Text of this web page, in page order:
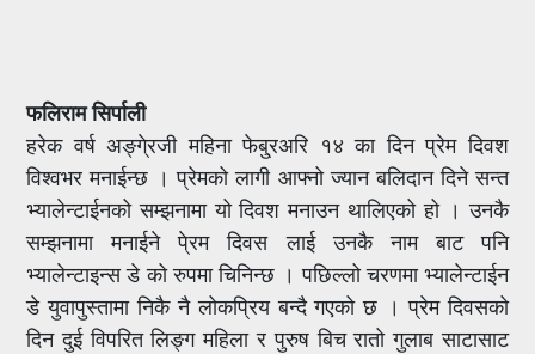
फलिराम सिर्पाली
हरेक वर्ष अङ्गे्रजी महिना फेबु्रअरि १४ का दिन प्रेम दिवश
विश्वभर मनाईन्छ । प्रेमको लागी आफ्नो ज्यान बलिदान दिने सन्त
भ्यालेन्टाईनको सम्झनामा यो दिवश मनाउन थालिएको हो । उनकै
सम्झनामा मनाईने पे्रम दिवस लाई उनकै नाम बाट पनि
भ्यालेन्टाइन्स डे को रुपमा चिनिन्छ । पछिल्लो चरणमा भ्यालेन्टाईन
डे युवापुस्तामा निकै नै लोकप्रिय बन्दै गएको छ । प्रेम दिवसको
दिन दुई विपरित लिङ्ग महिला र पुरुष बिच रातो गुलाब साटासाट